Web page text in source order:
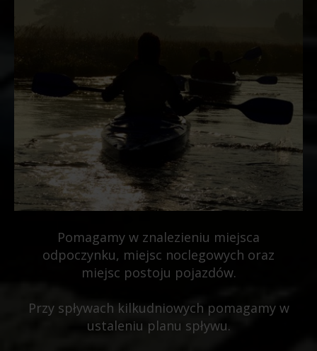
Pomagamy w znalezieniu miejsca
odpoczynku, miejsc noclegowych oraz
miejsc postoju pojazdów.
Przy spływach kilkudniowych pomagamy w
ustaleniu planu spływu.